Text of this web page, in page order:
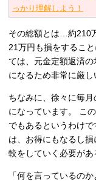
っかり理解しよう！
その総額とは…約210
21万円も損をするこ
ては、元金定額返済
になるため非常に厳し
ちなみに、徐々に毎
になっています。 こ
でもあるというわけ
は、お得にもなるし
較をしていく必要があ
「何を言っているの